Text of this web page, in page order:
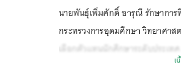
นายพันธุ์เพิ่มศักดิ์ อารุณี รักษากา
กระทรวงการอุดมศึกษา วิทยาศา
เลือกตัวแทนนักศึกษาระดับประเทศ
ประกอบการจากมหาวิทยาลัยใน เ